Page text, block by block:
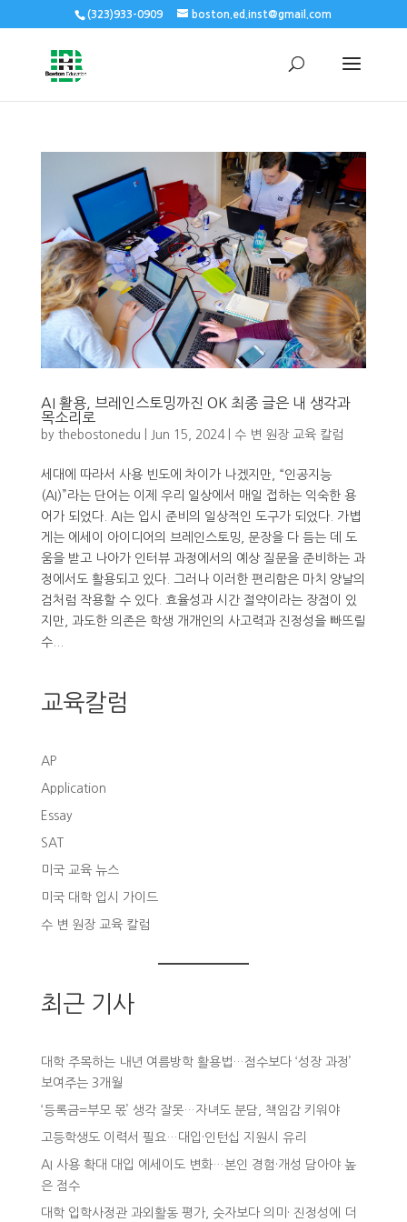
(323)933-0909 boston.ed.inst@gmail.com
AI 활용, 브레인스토밍까진 OK 최종 글은 내 생각과
목소리로
by thebostonedu Jun 15, 2024| 수 변 원장 교육 칼럼
세대에 따라서 사용 빈도에 차이가 나겠지만, “인공지능
(AI)”라는 단어는 이제 우리 일상에서 매일 접하는 익숙한 용
어가 되었다. AI는 입시 준비의 일상적인 도구가 되었다. 가볍
게는 에세이 아이디어의 브레인스토밍, 문장을 다 듬는 데 도
움을 받고 나아가 인터뷰 과정에서의 예상 질문을 준비하는 과
정에서도 활용되고 있다. 그러나 이러한 편리함은 마치 양날의
검처럼 작용할 수 있다. 효율성과 시간 절약이라는 장점이 있
지만, 과도한 의존은 학생 개개인의 사고력과 진정성을 빠뜨릴
수...
교육칼럼
AP
Application
Essay
SAT
미국 교육 뉴스
미국 대학 입시 가이드
수 변 원장 교육 칼럼
최근 기사
대학 주목하는 내년 여름방학 활용법…점수보다 ‘성장 과정’
보여주는 3개월
‘등록금=부모 몫’ 생각 잘못…자녀도 분담, 책임감 키워야
고등학생도 이력서 필요…대입·인턴십 지원시 유리
AI 사용 확대 대입 에세이도 변화…본인 경험·개성 담아야 높
은 점수
대학 입학사정관 과외활동 평가, 숫자보다 의미· 진정성에 더